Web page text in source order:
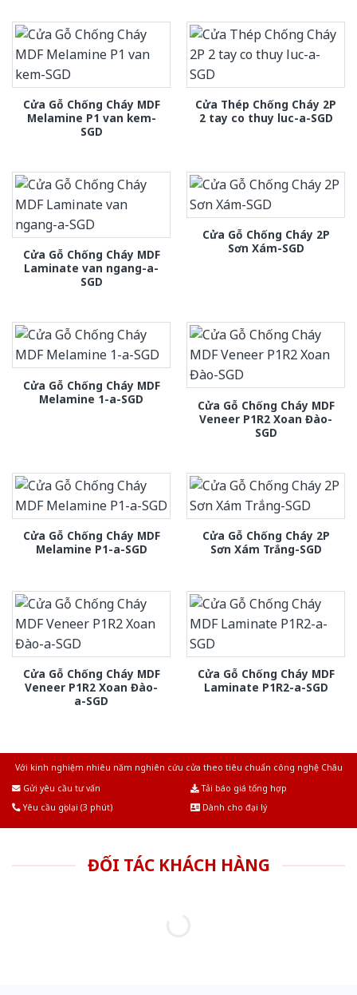
Cửa Gỗ Chống Cháy MDF
Melamine P1 van kem-
SGD
Cửa Thép Chống Cháy 2P
2 tay co thuy luc-a-SGD
Cửa Gỗ Chống Cháy MDF
Laminate van ngang-a-
SGD
Cửa Gỗ Chống Cháy 2P
Sơn Xám-SGD
Cửa Gỗ Chống Cháy MDF
Melamine 1-a-SGD
Cửa Gỗ Chống Cháy MDF
Veneer P1R2 Xoan Đào-
SGD
Cửa Gỗ Chống Cháy MDF
Melamine P1-a-SGD
Cửa Gỗ Chống Cháy 2P
Sơn Xám Trắng-SGD
Cửa Gỗ Chống Cháy MDF
Veneer P1R2 Xoan Đào-
a-SGD
Cửa Gỗ Chống Cháy MDF
Laminate P1R2-a-SGD
Với kinh nghiệm nhiêu năm nghiên cứu cửa theo tiêu chuẩn công nghệ Châu
Gửi yêu cầu tư vấn
Tải báo giá tổng hợp
Yêu cầu gọi lại (3 phút)
Dành cho đại lý
ĐỐI TÁC KHÁCH HÀNG